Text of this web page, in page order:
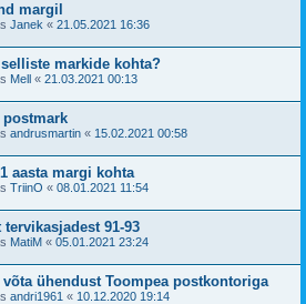
margil
Janek « 21.05.2021 16:36
markide kohta?
Mell « 21.03.2021 00:13
postmark
andrusmartin « 15.02.2021 00:58
aasta margi kohta
TriinO « 08.01.2021 11:54
91-93
MatiM « 05.01.2021 23:24
ühendust Toompea postkontoriga
andri1961 « 10.12.2020 19:14